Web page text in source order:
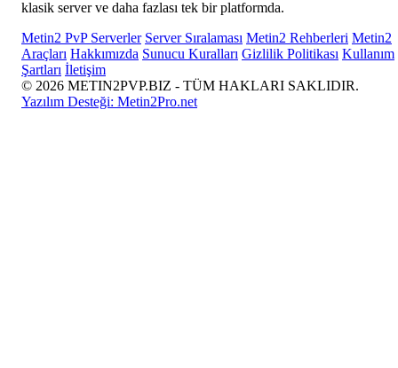
klasik server ve daha fazlası tek bir platformda.
Metin2 PvP Serverler Server Sıralaması Metin2 Rehberleri Metin2
Araçları Hakkımızda Sunucu Kuralları Gizlilik Politikası Kullanım
Şartları İletişim
© 2026 METIN2PVP.BIZ - TÜM HAKLARI SAKLIDIR.
Yazılım Desteği: Metin2Pro.net